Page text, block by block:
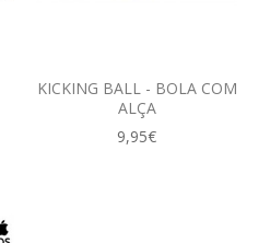
KICKING BALL - BOLA COM
ALÇA
9,95€